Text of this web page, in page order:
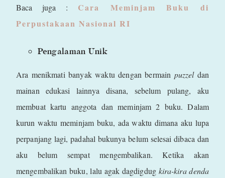
Baca juga : Cara Meminjam Buku di
Perpustakaan Nasional RI
Pengalaman Unik
Ara menikmati banyak waktu dengan bermain puzzeldan
mainan edukasi lainnya disana, sebelum pulang, aku
membuat kartu anggota dan meminjam 2 buku. Dalam
kurun waktu meminjam buku, ada waktu dimana aku lupa
perpanjang lagi, padahal bukunya belum selesai dibaca dan
aku belum sempat mengembalikan. Ketika akan
mengembalikan buku, lalu agak dagdigdug kira-kira denda